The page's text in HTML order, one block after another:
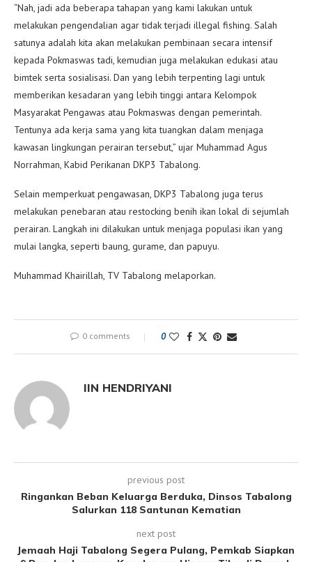
“Nah, jadi ada beberapa tahapan yang kami lakukan untuk
melakukan pengendalian agar tidak terjadi illegal fishing. Salah
satunya adalah kita akan melakukan pembinaan secara intensif
kepada Pokmaswas tadi, kemudian juga melakukan edukasi atau
bimtek serta sosialisasi. Dan yang lebih terpenting lagi untuk
memberikan kesadaran yang lebih tinggi antara Kelompok
Masyarakat Pengawas atau Pokmaswas dengan pemerintah.
Tentunya ada kerja sama yang kita tuangkan dalam menjaga
kawasan lingkungan perairan tersebut,” ujar Muhammad Agus
Norrahman, Kabid Perikanan DKP3 Tabalong.
Selain memperkuat pengawasan, DKP3 Tabalong juga terus
melakukan penebaran atau restocking benih ikan lokal di sejumlah
perairan. Langkah ini dilakukan untuk menjaga populasi ikan yang
mulai langka, seperti baung, gurame, dan papuyu.
Muhammad Khairillah, TV Tabalong melaporkan.
0 comments 0
IIN HENDRIYANI
previous post
Ringankan Beban Keluarga Berduka, Dinsos Tabalong
Salurkan 118 Santunan Kematian
next post
Jemaah Haji Tabalong Segera Pulang, Pemkab Siapkan